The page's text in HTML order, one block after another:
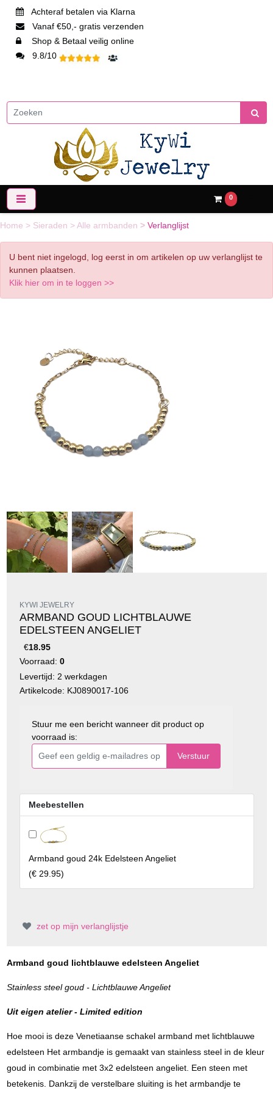
Achteraf betalen via Klarna
Vanaf €50,- gratis verzenden
Shop & Betaal veilig online
9.8/10
0
Home > Sieraden >Alle armbanden > Verlanglijst
U bent niet ingelogd, log eerst in om artikelen op uw verlanglijst te
kunnen plaatsen.
Klik hier om in te loggen >>
KYWI JEWELRY
ARMBAND GOUD LICHTBLAUWE
EDELSTEEN ANGELIET
€18.95
Voorraad: 0
Levertijd: 2 werkdagen
Artikelcode: KJ0890017-106
Stuur me een bericht wanneer dit product op
voorraad is:
Verstuur
Meebestellen
Armband goud 24k Edelsteen Angeliet
(€ 29.95)
zet op mijn verlanglijstje
Armband goud lichtblauwe edelsteen Angeliet
Stainless steel goud - Lichtblauwe Angeliet
Uit eigen atelier - Limited edition
Hoe mooi is deze Venetiaanse schakel armband met lichtblauwe
edelsteen Het armbandje is gemaakt van stainless steel in de kleur
goud in combinatie met 3x2 edelsteen angeliet. Een steen met
betekenis. Dankzij de verstelbare sluiting is het armbandje te